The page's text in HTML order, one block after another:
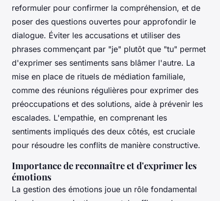
reformuler pour confirmer la compréhension, et de
poser des questions ouvertes pour approfondir le
dialogue. Éviter les accusations et utiliser des
phrases commençant par "je" plutôt que "tu" permet
d'exprimer ses sentiments sans blâmer l'autre. La
mise en place de rituels de médiation familiale,
comme des réunions régulières pour exprimer des
préoccupations et des solutions, aide à prévenir les
escalades. L'empathie, en comprenant les
sentiments impliqués des deux côtés, est cruciale
pour résoudre les conflits de manière constructive.
Importance de reconnaître et d'exprimer les
émotions
La gestion des émotions joue un rôle fondamental